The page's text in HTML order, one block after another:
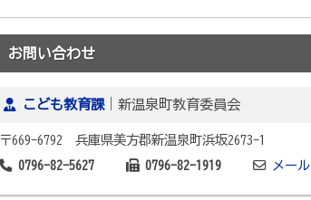
お問い合わせ
こども教育課｜新温泉町教育委員会
〒669-6792 兵庫県美方郡新温泉町浜坂2673-1
0796-82-5627
0796-82-1919 メール